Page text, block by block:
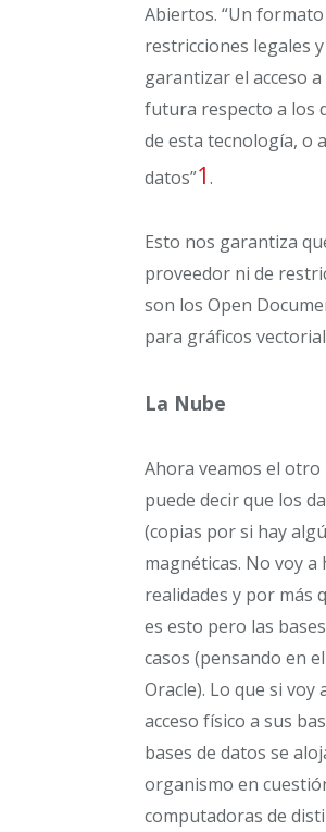
Abiertos. “Un
restricciones legales
garantizar el acceso
futura respecto a los
de esta tecnología, o
datos”1.
Esto nos garantiza
proveedor ni de
son los Open
para gráficos
La Nube
Ahora veamos el
puede decir que los
(copias por si hay
magnéticas. No voy
realidades y por más
es esto pero las
casos (pensando en
Oracle). Lo que si
acceso físico a sus
bases de datos se
organismo en
computadoras de